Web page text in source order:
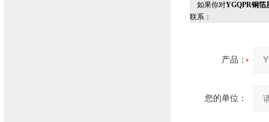
如果你对YGQPR铜箔
联系：
产品：
您的单位：